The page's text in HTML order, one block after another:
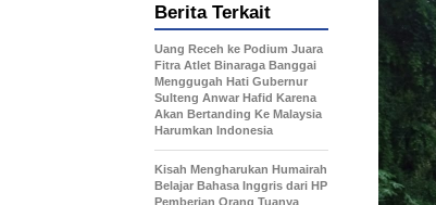
Berita Terkait
Uang Receh ke Podium Juara
Fitra Atlet Binaraga Banggai
Menggugah Hati Gubernur
Sulteng Anwar Hafid Karena
Akan Bertanding Ke Malaysia
Harumkan Indonesia
Kisah Mengharukan Humairah
Belajar Bahasa Inggris dari HP
Pemberian Orang Tuanya